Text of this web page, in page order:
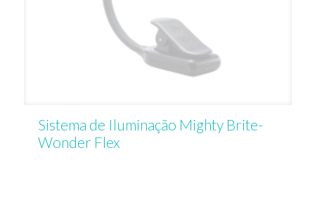
Sistema de Iluminação Mighty Brite-
Wonder Flex